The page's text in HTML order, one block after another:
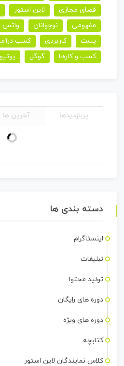
فضای مجازی لاین استور
مفهومی
نوجوانان واتس
پست
کاربردی کسب
کسب و کارها
گوگل
پربازدیدها آخرین ها
دسته بندی ها
اینستاگرام
تبلیغات
تولید محتوا
دوره های رایگان
دوره های ویژه
کتابچه
کلاس نمایندگان لاین استور